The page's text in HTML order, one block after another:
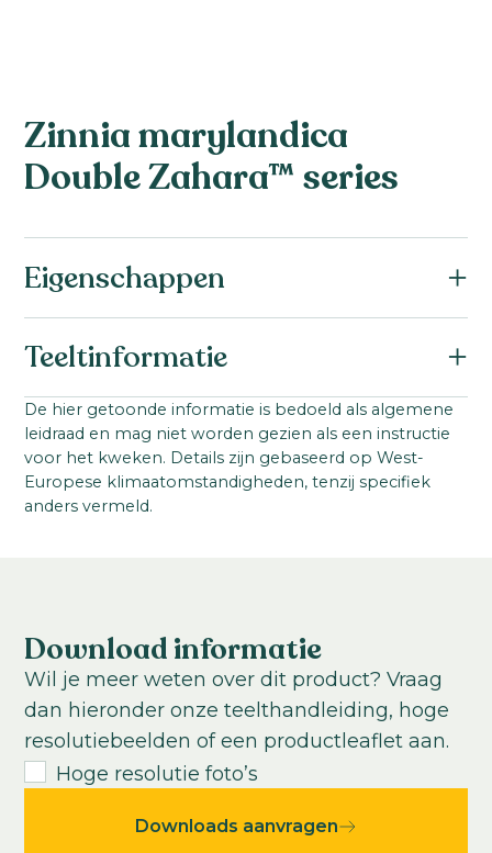
Zinnia marylandica
Double Zahara™ series
Eigenschappen
Teeltinformatie
Startmateriaal:
Gecoat zaad Zaad
Teelttemperatuur:
Warm
De hier getoonde informatie is bedoeld als algemene
leidraad en mag niet worden gezien als een instructie
voor het kweken. Details zijn gebaseerd op West-
Europese klimaatomstandigheden, tenzij specifiek
anders vermeld.
Download informatie
Wil je meer weten over dit product? Vraag
dan hieronder onze teelthandleiding, hoge
resolutiebeelden of een productleaflet aan.
Hoge resolutie foto’s
Downloads aanvragen